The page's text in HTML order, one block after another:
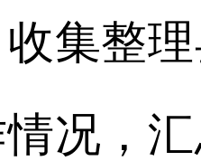
集整
况，